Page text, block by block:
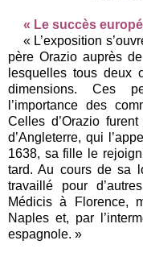
« Le succès
« L’exposition
père Orazio auprès
lesquelles tous deux
dimensions. Ces
l’importance des
Celles d’Orazio
d’Angleterre, qui
1638, sa fille le
tard. Au cours de sa
travaillé pour
Médicis à Florence,
Naples et, par
espagnole. »